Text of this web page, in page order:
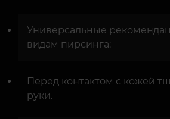
Универсальные
видам пирсинга:
Перед контактом с кожей
руки.